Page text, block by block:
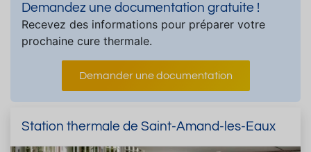
Demandez une documentation gratuite !
Recevez des informations pour préparer votre
prochaine cure thermale.
Demander une documentation
Station thermale de Saint-Amand-les-Eaux